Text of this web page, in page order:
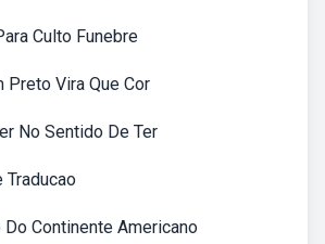
Culto Funebre
Preto Vira Que Cor
No Sentido De Ter
Traducao
Continente Americano